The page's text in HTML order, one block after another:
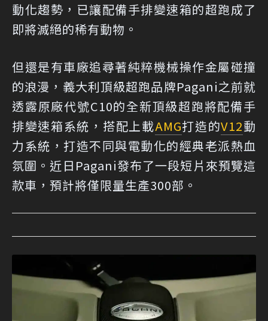
動化趨勢，已讓配備手排變速箱的超跑成了
即將滅絕的稀有動物。
但還是有車廠追尋著純粹機械操作金屬碰撞
的浪漫，義大利頂級超跑品牌Pagani之前就
透露原廠代號C10的全新頂級超跑將配備手
排變速箱系統，搭配上載AMG打造的V12動
力系統，打造不同與電動化的經典老派熱血
氛圍。近日Pagani發布了一段短片來預覽這
款車，預計將僅限量生產300部。